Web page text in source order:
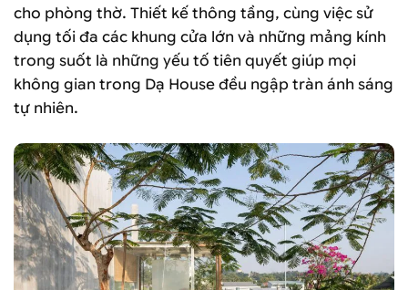
cho phòng thờ. Thiết kế thông tầng, cùng việc sử
dụng tối đa các khung cửa lớn và những mảng kính
trong suốt là những yếu tố tiên quyết giúp mọi
không gian trong Dạ House đều ngập tràn ánh sáng
tự nhiên.